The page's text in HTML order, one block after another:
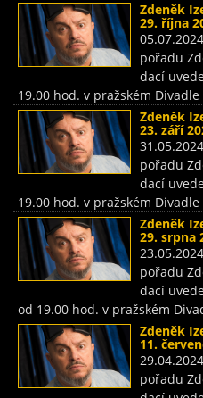
Zdeněk
29. října
pořadu
dací
19.00 hod. v pražském Divadle
Zdeněk
23. září
pořadu
dací
19.00 hod. v pražském Divadle
Zdeněk
29. srpna
pořadu
dací
od 19.00 hod. v pražském
Zdeněk
11.
pořadu